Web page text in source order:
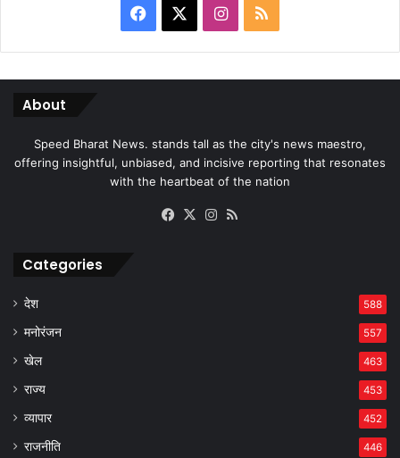
Facebook Instagram
RSS
About
Speed Bharat News. stands tall as the city's news maestro,
offering insightful, unbiased, and incisive reporting that resonates
with the heartbeat of the nation
Facebook
X Instagram
Categories
देश 588
मनोरंजन 557
खेल 463
राज्य 453
व्यापार 452
राजनीति 446